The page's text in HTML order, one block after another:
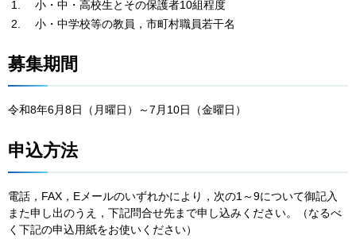
小・中・高校生とその保護者10組程度
小・中学校等の教員，市町村職員若干名
募集期間
令和8年6月8日（月曜日）～7月10日（金曜日）
申込方法
電話，FAX，Eメールのいずれかにより，次の1～9について御記入
また申し出のうえ，下記問合せ先まで申し込みください。（なるべ
く下記の申込用紙をお使いください）